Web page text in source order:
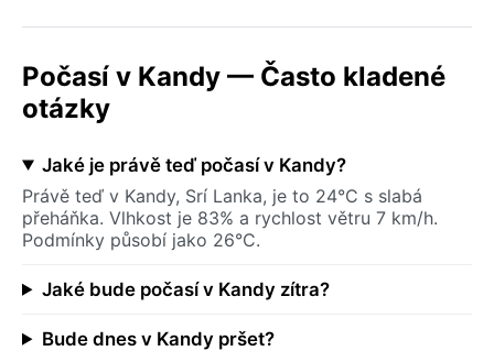
Počasí v Kandy — Často kladené
otázky
Jaké je právě teď počasí v Kandy?
Právě teď v Kandy, Srí Lanka, je to 24°C s slabá
přeháňka. Vlhkost je 83% a rychlost větru 7 km/h.
Podmínky působí jako 26°C.
Jaké bude počasí v Kandy zítra?
Bude dnes v Kandy pršet?